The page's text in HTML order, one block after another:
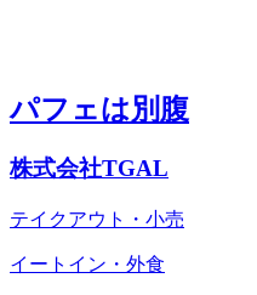
パフェは別腹
株式会社TGAL
テイクアウト・小売
イートイン・外食